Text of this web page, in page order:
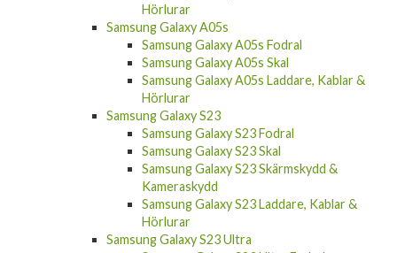
Hörlurar
Samsung Galaxy A05s
Samsung Galaxy A05s Fodral
Samsung Galaxy A05s Skal
Samsung Galaxy A05s Laddare, Kablar &
Hörlurar
Samsung Galaxy S23
Samsung Galaxy S23 Fodral
Samsung Galaxy S23 Skal
Samsung Galaxy S23 Skärmskydd &
Kameraskydd
Samsung Galaxy S23 Laddare, Kablar &
Hörlurar
Samsung Galaxy S23 Ultra